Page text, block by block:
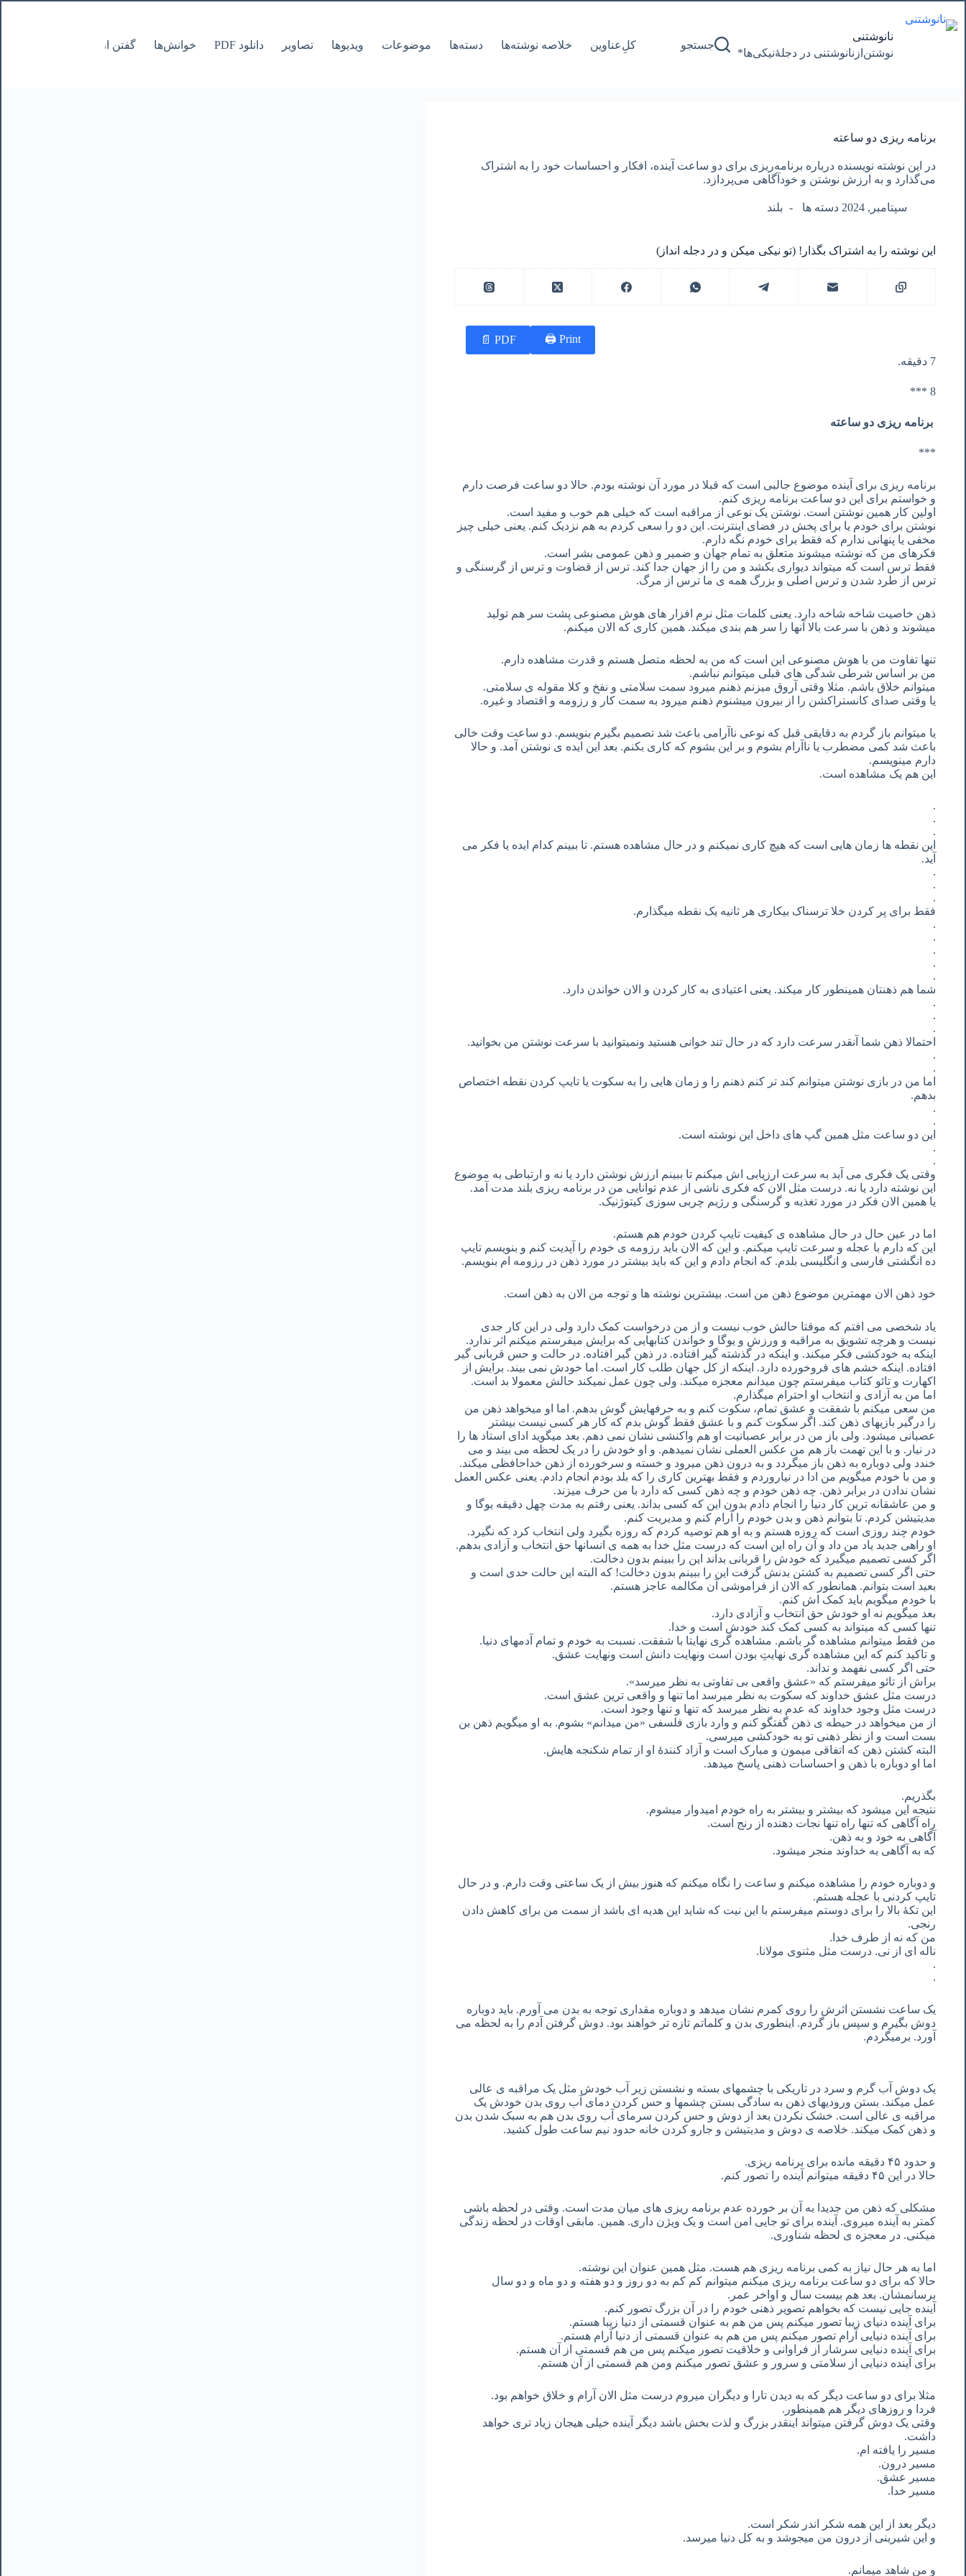
به
محتوا
نانوشتنی
نوشتن‌از‌نانوشتنی‌ در‌ دجلۀنیکی‌ها*
جستجو کل‌ِعناوین خلاصه نوشته‌ها دسته‌ها موضوعات ویدیوها تصاویر دانلود PDF خوانش‌ها گفتن از نانوشتنی
برنامه ریزی دو ساعته
در این نوشته نویسنده درباره برنامه‌ریزی برای دو ساعت آینده، افکار و احساسات خود را به اشتراک
می‌گذارد و به ارزش نوشتن و خودآگاهی می‌پردازد.
سپتامبر, 2024 دسته ها بلند
این نوشته را به اشتراک بگذار! (تو نیکی میکن و در دجله انداز)
Print 🖨
PDF 📄
7 دقیقه.
8 ***
برنامه ریزی دو ساعته
***
برنامه ریزی برای آینده موضوع جالبی است که قبلا در مورد آن نوشته بودم. حالا دو ساعت فرصت دارم
و خواستم برای این دو ساعت برنامه ریزی کنم.
اولین کار همین نوشتن است. نوشتن یک نوعی از مراقبه است که خیلی هم خوب و مفید است.
نوشتن برای خودم یا برای پخش در فضای اینترنت. این دو را سعی کردم به هم نزدیک کنم. یعنی خیلی چیز
مخفی یا پنهانی ندارم که فقط برای خودم نگه دارم.
فکرهای من که نوشته میشوند متعلق به تمام جهان و ضمیر و ذهن عمومی بشر است.
فقط ترس است که میتواند دیواری بکشد و من را از جهان جدا کند. ترس از قضاوت و ترس از گرسنگی و
ترس از طرد شدن و ترس اصلی و بزرگ همه ی ما ترس از مرگ.
ذهن خاصیت شاخه شاخه دارد. یعنی کلمات مثل نرم افزار های هوش مصنوعی پشت سر هم تولید
میشوند و ذهن با سرعت بالا آنها را سر هم بندی میکند. همین کاری که الان میکنم.
تنها تفاوت من با هوش مصنوعی این است که من به لحظه متصل هستم و قدرت مشاهده دارم.
من بر اساس شرطی شدگی های قبلی میتوانم نباشم.
میتوانم خلاق باشم. مثلا وقتی آروق میزنم ذهنم میرود سمت سلامتی و نفخ و کلا مقوله ی سلامتی.
یا وقتی صدای کانستراکشن را از بیرون میشنوم ذهنم میرود به سمت کار و رزومه و اقتصاد و غیره.
یا میتوانم باز گردم به دقایقی قبل که نوعی ناآرامی باعث شد تصمیم بگیرم بنویسم. دو ساعت وقت خالی
باعث شد کمی مضطرب یا ناآرام بشوم و بر این بشوم که کاری بکنم. بعد این ایده ی نوشتن آمد. و حالا
دارم مینویسم.
این هم یک مشاهده است.
.
.
.
این نقطه ها زمان هایی است که هیچ کاری نمیکنم و در حال مشاهده هستم. تا ببینم کدام ایده یا فکر می
آید.
.
.
.
فقط برای پر کردن خلا ترسناک بیکاری هر ثانیه یک نقطه میگذارم.
.
.
.
.
.
شما هم ذهنتان همینطور کار میکند. یعنی اعتیادی به کار کردن و الان خواندن دارد.
.
.
.
احتمالا ذهن شما آنقدر سرعت دارد که در حال تند خوانی هستید ونمیتوانید با سرعت نوشتن من بخوانید.
.
.
اما من در بازی نوشتن میتوانم کند تر کنم ذهنم را و زمان هایی را به سکوت یا تایپ کردن نقطه اختصاص
بدهم.
.
.
این دو ساعت مثل همین گپ های داخل این نوشته است.
.
.
وقتی یک فکری می آید به سرعت ارزیابی اش میکنم تا ببینم ارزش نوشتن دارد یا نه و ارتباطی به موضوع
این نوشته دارد یا نه. درست مثل الان که فکری ناشی از عدم توانایی من در برنامه ریزی بلند مدت آمد.
یا همین الان فکر در مورد تغذیه و گرسنگی و رژیم چربی سوزی کیتوژنیک.
اما در عین حال در حال مشاهده ی کیفیت تایپ کردن خودم هم هستم.
این که دارم با عجله و سرعت تایپ میکنم. و این که الان باید رزومه ی خودم را آپدیت کنم و بنویسم تایپ
ده انگشتی فارسی و انگلیسی بلدم. که انجام دادم و این که باید بیشتر در مورد ذهن در رزومه ام بنویسم.
خود ذهن الان مهمترین موضوع ذهن من است. بیشترین نوشته ها و توجه من الان به ذهن است.
یاد شخصی می افتم که موقتا حالش خوب نیست و از من درخواست کمک دارد ولی در این کار جدی
نیست و هرچه تشویق به مراقبه و ورزش و یوگا و خواندن کتابهایی که برایش میفرستم میکنم اثر ندارد.
اینکه به خودکشی فکر میکند. و اینکه در گذشته گیر افتاده. در ذهن گیر افتاده. در حالت و حس قربانی گیر
افتاده. اینکه خشم های فروخورده دارد. اینکه از کل جهان طلب کار است. اما خودش نمی بیند. برایش از
اکهارت و تائو کتاب میفرستم چون میدانم معجزه میکند. ولی چون عمل نمیکند حالش معمولا بد است.
اما من به آزادی و انتخاب او احترام میگذارم.
من سعی میکنم با شفقت و عشق تمام، سکوت کنم و به حرفهایش گوش بدهم. اما او میخواهد ذهن من
را درگیر بازیهای ذهن کند. اگر سکوت کنم و با عشق فقط گوش بدم که کار هر کسی نیست بیشتر
عصبانی میشود. ولی باز من در برابر عصبانیت او هم واکنشی نشان نمی دهم. بعد میگوید ادای استاد ها را
در نیار. و با این تهمت باز هم من عکس العملی نشان نمیدهم. و او خودش را در یک لحظه می بیند و می
خندد ولی دوباره به ذهن باز میگردد و به درون ذهن میرود و خسته و سرخورده از ذهن خداحافظی میکند.
و من با خودم میگویم من ادا در نیاروردم و فقط بهترین کاری را که بلد بودم انجام دادم. یعنی عکس العمل
نشان ندادن در برابر ذهن. چه ذهن خودم و چه ذهن کسی که دارد با من حرف میزند.
و من عاشقانه ترین کار دنیا را انجام دادم بدون این که کسی بداند. یعنی رفتم به مدت چهل دقیقه یوگا و
مدیتیشن کردم. تا بتوانم ذهن و بدن خودم را آرام کنم و مدیریت کنم.
خودم چند روزی است که روزه هستم و به او هم توصیه کردم که روزه بگیرد ولی انتخاب کرد که نگیرد.
او راهی جدید یاد من داد و آن راه این است که درست مثل خدا به همه ی انسانها حق انتخاب و آزادی بدهم.
اگر کسی تصمیم میگیرد که خودش را قربانی بداند این را ببینم بدون دخالت.
حتی اگر کسی تصمیم به کشتن بدنش گرفت این را ببینم بدون دخالت! که البته این حالت حدی است و
بعید است بتوانم. همانطور که الان از فراموشی آن مکالمه عاجز هستم.
با خودم میگویم باید کمک اش کنم.
بعد میگویم نه او خودش حق انتخاب و آزادی دارد.
تنها کسی که میتواند به کسی کمک کند خودش است و خدا.
من فقط میتوانم مشاهده گر باشم. مشاهده گری نهایتا با شفقت. نسبت به خودم و تمام آدمهای دنیا.
و تاکید کنم که این مشاهده گری نهایتِ بودن است ونهایت دانش است ونهایت عشق.
حتی اگر کسی نفهمد و نداند.
براش از تائو میفرستم که «عشق واقعی بی تفاوتی به نظر میرسد».
درست مثل عشق خداوند که سکوت به نظر میرسد اما تنها و واقعی ترین عشق است.
درست مثل وجود خداوند که عدم به نظر میرسد که تنها و تنها وجود است.
از من میخواهد در حیطه ی ذهن گفتگو کنم و وارد بازی فلسفی «من میدانم» بشوم. به او میگویم ذهن بن
بست است و از نظر ذهنی تو به خودکشی میرسی.
البته کشتن ذهن که اتفاقی میمون و مبارک است و آزاد کنندۀ او از تمام شکنجه هایش.
اما او دوباره با ذهن و احساسات ذهنی پاسخ میدهد.
بگذریم.
نتیجه این میشود که بیشتر و بیشتر به راه خودم امیدوار میشوم.
راه آگاهی که تنها راه تنها نجات دهنده از رنج است.
آگاهی به خود و به ذهن.
که به آگاهی به خداوند منجر میشود.
و دوباره خودم را مشاهده میکنم و ساعت را نگاه میکنم که هنوز بیش از یک ساعتی وقت دارم. و در حال
تایپ کردنی با عجله هستم.
این تکۀ بالا را برای دوستم میفرستم با این نیت که شاید این هدیه ای باشد از سمت من برای کاهش دادن
رنجی.
من که نه از طرف خدا.
ناله ای از نی. درست مثل مثنوی مولانا.
.
.
یک ساعت نشستن اثرش را روی کمرم نشان میدهد و دوباره مقداری توجه به بدن می آورم. باید دوباره
دوش بگیرم و سپس باز گردم. اینطوری بدن و کلماتم تازه تر خواهند بود. دوش گرفتن آدم را به لحظه می
آورد. برمیگردم.
یک دوش آب گرم و سرد در تاریکی با چشمهای بسته و نشستن زیر آب خودش مثل یک مراقبه ی عالی
عمل میکند. بستن ورودیهای ذهن به سادگی بستن چشمها و حس کردن دمای آب روی بدن خودش یک
مراقبه ی عالی است. خشک نکردن بعد از دوش و حس کردن سرمای آب روی بدن هم به سبک شدن بدن
و ذهن کمک میکند. خلاصه ی دوش و مدیتیشن و جارو کردن خانه حدود نیم ساعت طول کشید.
و حدود ۴۵ دقیقه مانده برای برنامه ریزی.
حالا در این ۴۵ دقیقه میتوانم آینده را تصور کنم.
مشکلی که ذهن من جدیدا به آن بر خورده عدم برنامه ریزی های میان مدت است. وقتی در لحظه باشی
کمتر به آینده میروی. آینده برای تو جایی امن است و یک ویژن داری. همین. مابقی اوقات در لحظه زندگی
میکنی. در معجزه ی لحظه شناوری.
اما به هر حال نیاز به کمی برنامه ریزی هم هست. مثل همین عنوان این نوشته.
حالا که برای دو ساعت برنامه ریزی میکنم میتوانم کم کم به دو روز و دو هفته و دو ماه و دو سال
برسانمشان. بعد هم بیست سال و اواخر عمر.
آینده جایی نیست که بخواهم تصویر ذهنی خودم را در آن بزرگ تصور کنم.
برای آینده دنیای زیبا تصور میکنم پس من هم به عنوان قسمتی از دنیا زیبا هستم.
برای آینده دنیایی آرام تصور میکنم پس من هم به عنوان قسمتی از دنیا آرام هستم.
برای آینده دنیایی سرشار از فراوانی و خلاقیت تصور میکنم پس من هم قسمتی از آن هستم.
برای آینده دنیایی از سلامتی و سرور و عشق تصور میکنم ومن هم قسمتی از آن هستم.
مثلا برای دو ساعت دیگر که به دیدن تارا و دیگران میروم درست مثل الان آرام و خلاق خواهم بود.
فردا و روزهای دیگر هم همینطور.
وقتی یک دوش گرفتن میتواند اینقدر بزرگ و لذت بخش باشد دیگر آینده خیلی هیجان زیاد تری خواهد
داشت.
مسیر را یافته ام.
مسیر درون.
مسیر عشق.
مسیر خدا.
دیگر بعد از این همه شکر اندر شکر است.
و این شیرینی از درون من میجوشد و به کل دنیا میرسد.
و من شاهد میمانم.